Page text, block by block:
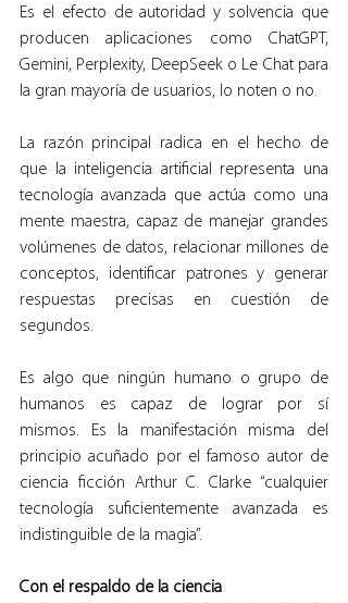
Es el efecto de autoridad y solvencia que
producen aplicaciones como ChatGPT,
Gemini, Perplexity, DeepSeek o Le Chat para
la gran mayoría de usuarios, lo noten o no.
La razón principal radica en el hecho de
que la inteligencia artificial representa una
tecnología avanzada que actúa como una
mente maestra, capaz de manejar grandes
volúmenes de datos, relacionar millones de
conceptos, identificar patrones y generar
respuestas precisas en cuestión de
segundos.
Es algo que ningún humano o grupo de
humanos es capaz de lograr por sí
mismos. Es la manifestación misma del
principio acuñado por el famoso autor de
ciencia ficción Arthur C. Clarke “cualquier
tecnología suficientemente avanzada es
indistinguible de la magia”.
Con el respaldo de la ciencia